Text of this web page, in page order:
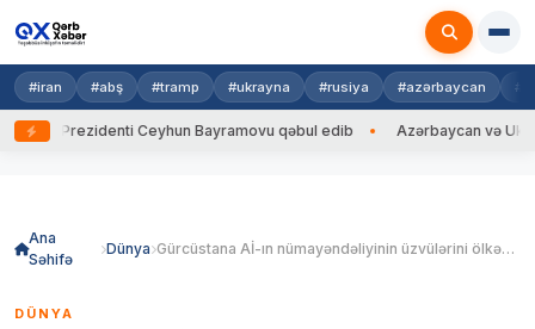
#iran #abş #tramp #ukrayna #rusiya #azərbaycan
Prezidenti Ceyhun Bayramovu qəbul edib Azərbaycan və
Ana
Səhifə
Dünya Gürcüstana Aİ-ın nümayəndəliyinin üzvülərini ölkəyə girişinə icazə verilməyib
DÜNYA